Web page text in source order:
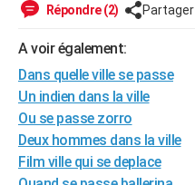
Mobiles
Meilleur smartphone
Internet
Ordinateurs
Jeux vidéo
Guide high-tech
BRICOLAGE
Forum
Aménagement intérieur
Extérieur
Cuisine
Salle de bains
Jardinage
Rangement
WEEK-END
Guides de France
Escapades
Patrimoine
Expositions
Musées
Week-end nature
+LIFESTYLE
Art de vivre
Bien-être
Loisirs
Mode
Modes de vie
SANTE
Alimentation
Guide de la santé
Maladies
Médicaments
Sommeil
VOYAGE
Répondre (2) Partager
A voir également:
Dans quelle ville se passe
Un indien dans la ville
Ou se passe zorro
Deux hommes dans la ville
Film ville qui se deplace